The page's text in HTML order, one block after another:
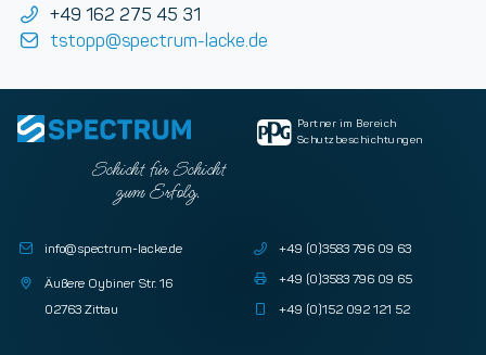
+49 162 275 45 31
tstopp@spectrum-lacke.de
Schicht für Schicht
zum Erfolg.
Partner im Bereich
Schutzbeschichtungen
info@spectrum-lacke.de
Äußere Oybiner Str. 16
02763 Zittau
+49 (0)3583 796 09 63
+49 (0)3583 796 09 65
+49 (0)152 092 121 52